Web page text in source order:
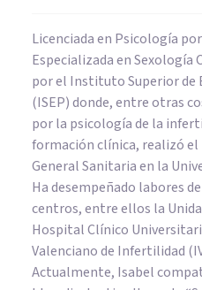
Licenciada en Psicología
Especializada en Sexología
por el Instituto Superior de
(ISEP) donde, entre otras
por la psicología de la
formación clínica, realizó el
General Sanitaria en la
Ha desempeñado labores
centros, entre ellos la
Hospital Clínico
Valenciano de Infertilidad
Actualmente, Isabel